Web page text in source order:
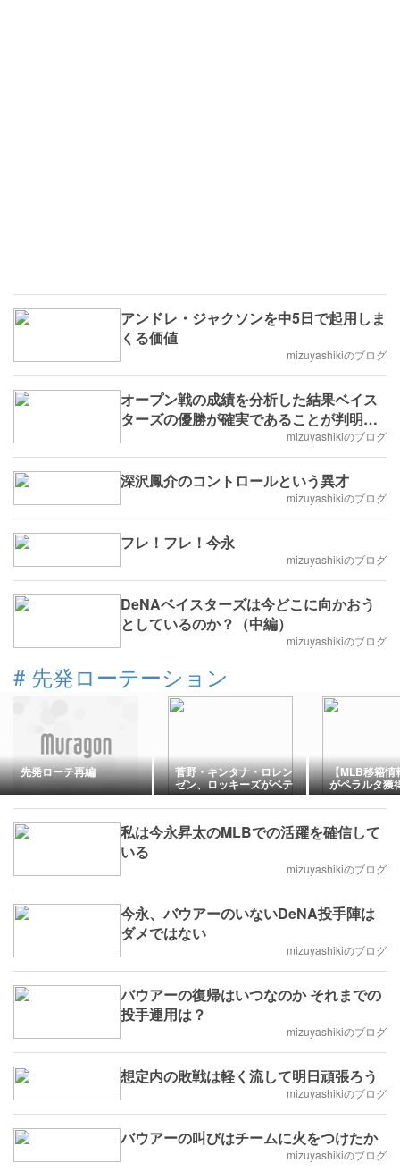
アンドレ・ジャクソンを中5日で起用しま
くる価値
mizuyashikiのブログ
オープン戦の成績を分析した結果ベイス
ターズの優勝が確実であることが判明し
mizuyashikiのブログ
深沢鳳介のコントロールという異才
mizuyashikiのブログ
フレ！フレ！今永
mizuyashikiのブログ
DeNAベイスターズは今どこに向かおう
としているのか？（中編）
mizuyashikiのブログ
# 先発ローテーション
先発ローテ再編 菅野・キンタナ・ロレン
ゼン、ロッキーズがベテ
ラン投手陣で挑む「崩
壊」からの脱却
【MLB移籍情
がペラルタ獲
ーズとの大型
立
私は今永昇太のMLBでの活躍を確信して
いる
mizuyashikiのブログ
今永、バウアーのいないDeNA投手陣は
ダメではない
mizuyashikiのブログ
バウアーの復帰はいつなのか それまでの
投手運用は？
mizuyashikiのブログ
想定内の敗戦は軽く流して明日頑張ろう
mizuyashikiのブログ
バウアーの叫びはチームに火をつけたか
mizuyashikiのブログ